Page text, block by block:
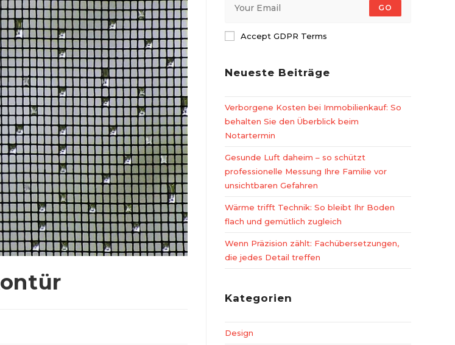
GO
Accept GDPR Terms
Neueste Beiträge
Verborgene Kosten bei Immobilienkauf: So
behalten Sie den Überblick beim
Notartermin
Gesunde Luft daheim – so schützt
professionelle Messung Ihre Familie vor
unsichtbaren Gefahren
Wärme trifft Technik: So bleibt Ihr Boden
flach und gemütlich zugleich
Wenn Präzision zählt: Fachübersetzungen,
die jedes Detail treffen
Kategorien
Design